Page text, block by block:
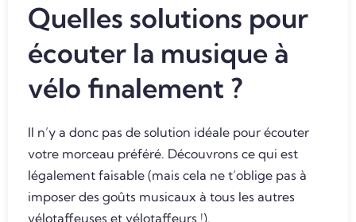
Quelles solutions pour
écouter la musique à
vélo finalement ?
Il n’y a donc pas de solution idéale pour écouter
votre morceau préféré. Découvrons ce qui est
légalement faisable (mais cela ne t’oblige pas à
imposer des goûts musicaux à tous les autres
vélotaffeuses et vélotaffeurs !).